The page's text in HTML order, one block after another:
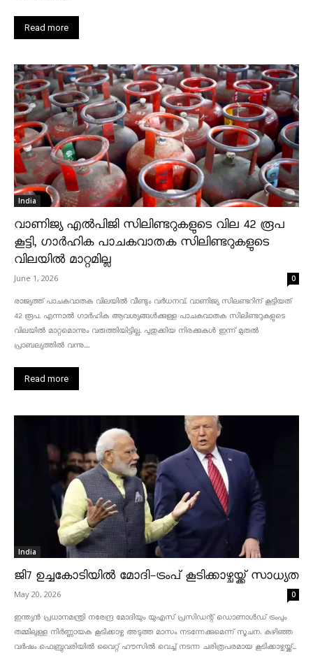
Read more
India
വാണിജ്യ എൽപിജി സിലിണ്ടറുകളുടെ വില 42 രൂപ
കൂട്ടി, ഗാർഹിക പാചകവാതക സിലിണ്ടറുകളുടെ
വിലയിൽ മാറ്റമില്ല
June 1, 2026 0
രാജ്യത്ത് പാചകവാതക വിലയിൽ വീണ്ടും വർധനവ്. വാണിജ്യ സിലണ്ടറിന് കൂട്ടിയത്
42 രൂപ. എന്നാൽ ഗാർഹിക ആവശ്യങ്ങൾക്കുള്ള പാചകവാതക സിലിണ്ടറുകളുടെ
വിലയിൽ മാറ്റമൊന്നും വരുത്തിയിട്ടില്ല. പുതുക്കിയ നിരക്കുകൾ ഇന്ന് മുതൽ
പ്രാബല്യത്തിൽ വന്നു....
Read more
India
ജി7 ഉച്ചകോടിയിൽ മോദി-ട്രംപ് കൂടിക്കാഴ്ചയ്ക്ക് സാധ്യത
May 20, 2026 0
ഇന്ത്യൻ പ്രധാനമന്ത്രി നരേന്ദ്ര മോദിയും യുഎസ് പ്രസിഡന്റ് ഡൊണാൾഡ് ട്രംപും
തമ്മിലുള്ള നിർണ്ണായക കൂടിക്കാഴ്ച അടുത്ത മാസം നടന്നേക്കുമെന്ന് സൂചന. കഴിഞ്ഞ
വർഷം ഫെബ്രുവരിയിൽ വൈറ്റ് ഹൗസിൽ വെച്ച് നടന്ന ചരിത്രപരമായ കൂടിക്കാഴ്ചയ്ക്ക്...